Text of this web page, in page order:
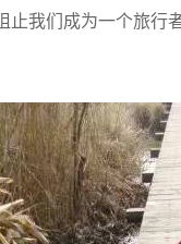
止我们成为一个旅行